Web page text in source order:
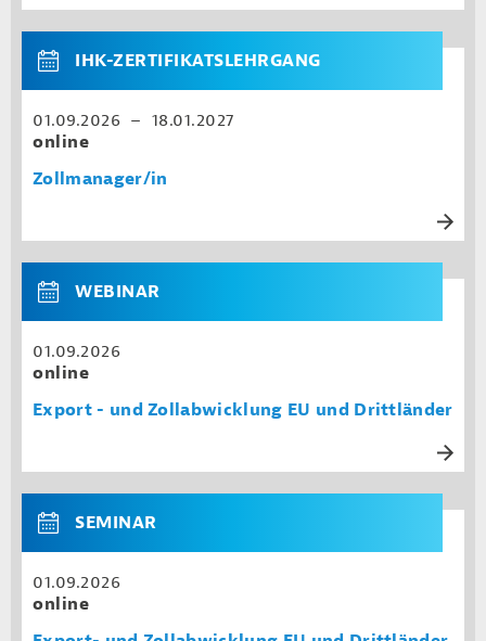
IHK-ZERTIFIKATSLEHRGANG
01.09.2026 – 18.01.2027
online
Zollmanager/in
WEBINAR
01.09.2026
online
Export - und Zollabwicklung EU und Drittländer
SEMINAR
01.09.2026
online